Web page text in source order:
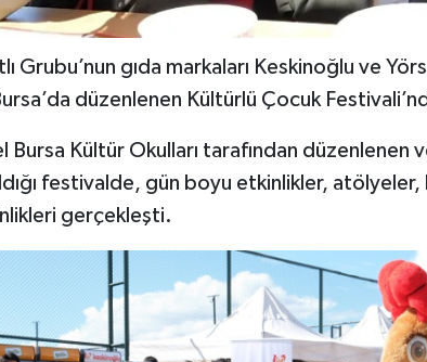
Grubu’nun gıda markaları Keskinoğlu ve
düzenlenen Kültürlü Çocuk
Bursa Kültür Okulları tarafından düzenlenen
festivalde, gün boyu etkinlikler,
gerçekleşti.